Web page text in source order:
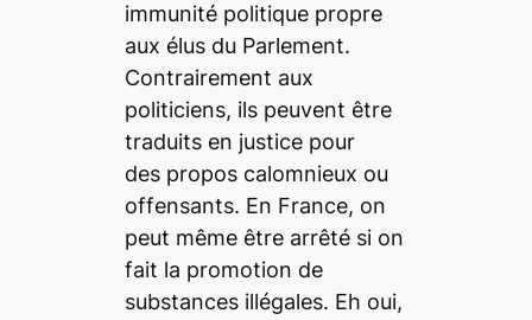
immunité politique propre
aux élus du Parlement.
Contrairement aux
politiciens, ils peuvent être
traduits en justice pour
des propos calomnieux ou
offensants. En France, on
peut même être arrêté si on
fait la promotion de
substances illégales. Eh oui,